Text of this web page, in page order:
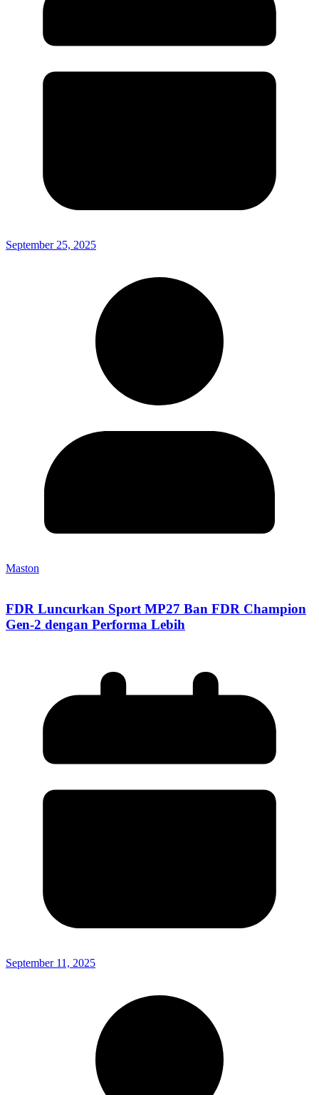
September 25, 2025
Maston
FDR Luncurkan Sport MP27 Ban FDR Champion
Gen-2 dengan Performa Lebih
September 11, 2025